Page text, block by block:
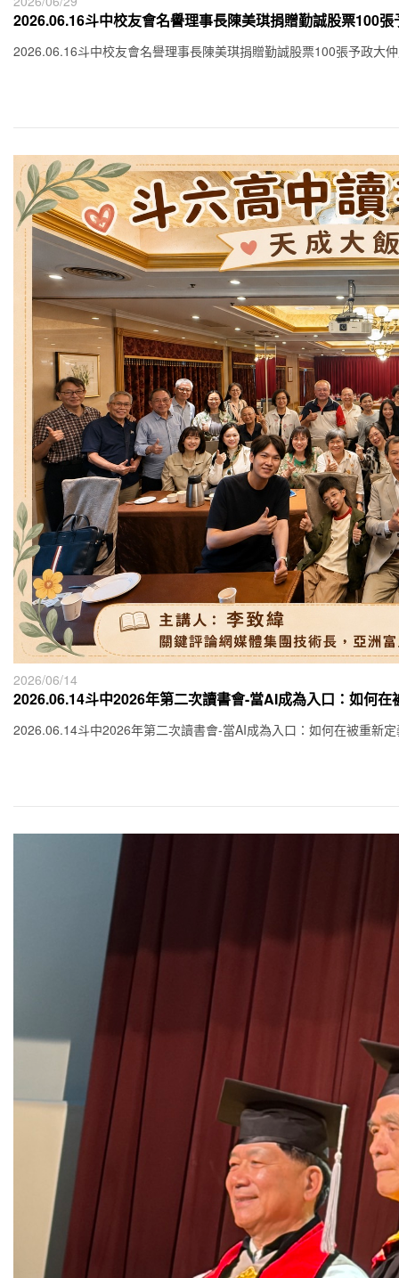
2026.06.16斗中校友會名譽理事長陳美琪捐贈勤誠股票100
2026.06.16斗中校友會名譽理事長陳美琪捐贈勤誠股票100張予政大
2026/06/14
2026.06.14斗中2026年第二次讀書會-當AI成為入口：如何
2026.06.14斗中2026年第二次讀書會-當AI成為入口：如何在被重新